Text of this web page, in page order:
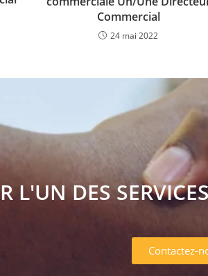
Commercial
24 mai 2022
L'UN DES
Contactez-